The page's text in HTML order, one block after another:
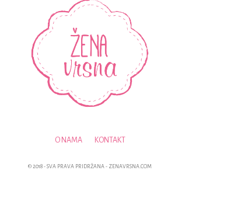
O NAMA KONTAKT
© 2018 - SVA PRAVA PRIDRŽANA - ZENAVRSNA.COM